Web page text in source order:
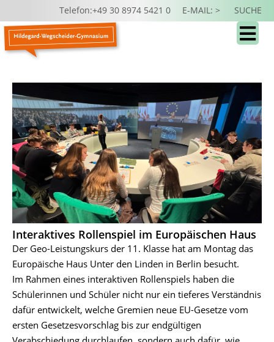
Telefon:+49 30 8974 5421 0 E-MAIL: > SUCHE
Interaktives Rollenspiel im Europäischen Haus
Der Geo-Leistungskurs der 11. Klasse hat am Montag das
Europäische Haus Unter den Linden in Berlin besucht.
Im Rahmen eines interaktiven Rollenspiels haben die
Schülerinnen und Schüler nicht nur ein tieferes Verständnis
dafür entwickelt, welche Gremien neue EU-Gesetze vom
ersten Gesetzesvorschlag bis zur endgültigen